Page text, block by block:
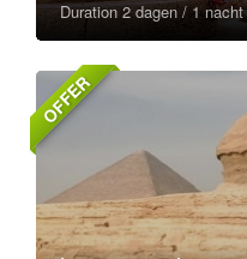
Duration 2 dagen / 1 nacht
OFFER